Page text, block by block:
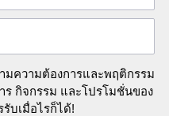
มความต้องการและพฤติกรรม
กิจกรรม และโปรโมชั่นของ
บเมื่อไรก็ได้!